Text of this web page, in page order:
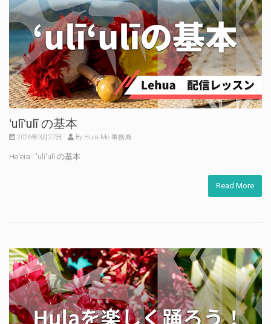
ʻulīʻulī の基本
2026年3月27日 By Hula-Me 事務局
Heʻeia : ʻulīʻulī の基本
Read More